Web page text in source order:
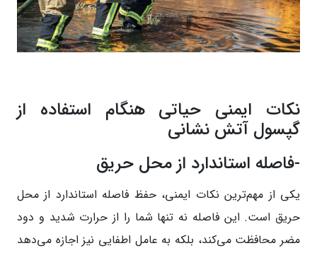
نکات ایمنی حیاتی هنگام استفاده از
گپسول آتش نشانی
-فاصله استاندارد از محل حریق
یکی از مهم‌ترین نکات ایمنی، حفظ فاصله استاندارد از محل
حریق است. این فاصله نه تنها شما را از حرارت شدید و دود
مضر محافظت می‌کند، بلکه به عامل اطفایی نیز اجازه می‌دهد